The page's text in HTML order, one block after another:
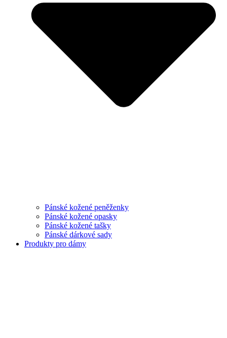
Pánské kožené peněženky
Pánské kožené opasky
Pánské kožené tašky
Pánské dárkové sady
Produkty pro dámy